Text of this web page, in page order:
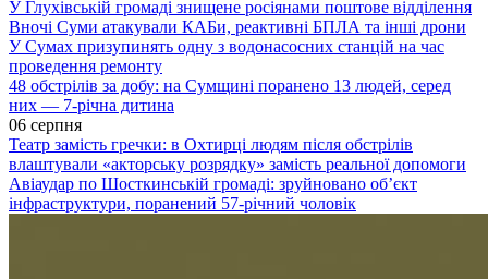
У Глухівській громаді знищене росіянами поштове відділення
Вночі Суми атакували КАБи, реактивні БПЛА та інші дрони
У Сумах призупинять одну з водонасосних станцій на час
проведення ремонту
48 обстрілів за добу: на Сумщині поранено 13 людей, серед
них — 7-річна дитина
06 серпня
Театр замість гречки: в Охтирці людям після обстрілів
влаштували «акторську розрядку» замість реальної допомоги
Авіаудар по Шосткинській громаді: зруйновано об’єкт
інфраструктури, поранений 57-річний чоловік